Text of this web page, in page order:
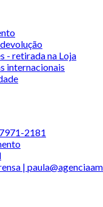
- retirada na Loja
internacionais
2181
|